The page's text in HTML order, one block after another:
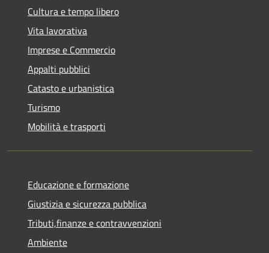
Cultura e tempo libero
Vita lavorativa
Imprese e Commercio
Appalti pubblici
Catasto e urbanistica
Turismo
Mobilità e trasporti
Educazione e formazione
Giustizia e sicurezza pubblica
Tributi,finanze e contravvenzioni
Ambiente